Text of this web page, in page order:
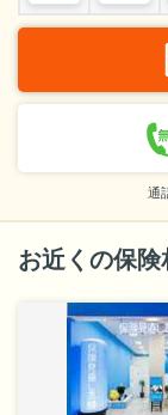
通
お近くの保険